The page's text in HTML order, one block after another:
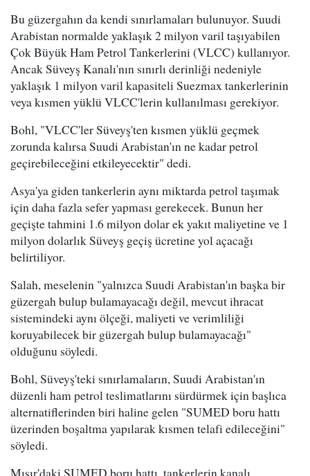
Bu güzergahın da kendi sınırlamaları bulunuyor. Suudi
Arabistan normalde yaklaşık 2 milyon varil taşıyabilen
Çok Büyük Ham Petrol Tankerlerini (VLCC) kullanıyor.
Ancak Süveyş Kanalı'nın sınırlı derinliği nedeniyle
yaklaşık 1 milyon varil kapasiteli Suezmax tankerlerinin
veya kısmen yüklü VLCC'lerin kullanılması gerekiyor.
Bohl, "VLCC'ler Süveyş'ten kısmen yüklü geçmek
zorunda kalırsa Suudi Arabistan'ın ne kadar petrol
geçirebileceğini etkileyecektir" dedi.
Asya'ya giden tankerlerin aynı miktarda petrol taşımak
için daha fazla sefer yapması gerekecek. Bunun her
geçişte tahmini 1.6 milyon dolar ek yakıt maliyetine ve 1
milyon dolarlık Süveyş geçiş ücretine yol açacağı
belirtiliyor.
Salah, meselenin "yalnızca Suudi Arabistan'ın başka bir
güzergah bulup bulamayacağı değil, mevcut ihracat
sistemindeki aynı ölçeği, maliyeti ve verimliliği
koruyabilecek bir güzergah bulup bulamayacağı"
olduğunu söyledi.
Bohl, Süveyş'teki sınırlamaların, Suudi Arabistan'ın
düzenli ham petrol teslimatlarını sürdürmek için başlıca
alternatiflerinden biri haline gelen "SUMED boru hattı
üzerinden boşaltma yapılarak kısmen telafi edileceğini"
söyledi.
Mısır'daki SUMED boru hattı, tankerlerin kanalı